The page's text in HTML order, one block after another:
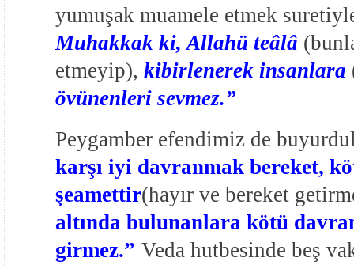
yumuşak muamele etmek
Muhakkak ki, Allahü teâlâ
etmeyip), kibirlenerek insanlara
övünenleri sevmez.”
Peygamber efendimiz de
karşı iyi davranmak bereket,
şeamettir(hayır ve bereket
altında bulunanlara kötü
girmez.” Veda hutbesinde beş